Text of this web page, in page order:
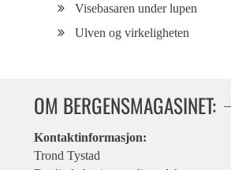
Visebasaren under lupen
Ulven og virkeligheten
OM BERGENSMAGASINET:
Kontaktinformasjon:
Trond Tystad